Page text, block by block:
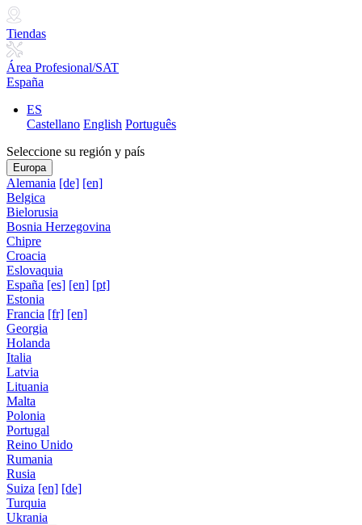
Tiendas
Área Profesional/SAT
España
ES
Castellano English Português
Seleccione su región y país
Europa
Alemania [de] [en]
Belgica
Bielorusia
Bosnia Herzegovina
Chipre
Croacia
Eslovaquia
España [es] [en] [pt]
Estonia
Francia [fr] [en]
Georgia
Holanda
Italia
Latvia
Lituania
Malta
Polonia
Portugal
Reino Unido
Rumania
Rusia
Suiza [en] [de]
Turquia
Ukrania